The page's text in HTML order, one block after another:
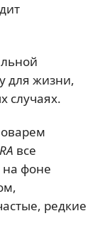
для жизни,
случаях.
все
фоне
редкие